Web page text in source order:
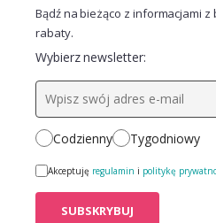
Bądź na bieżąco z informacjami
rabaty.
Wybierz newsletter:
Codzienny Tygodniowy
Akceptuję regulamin i politykę